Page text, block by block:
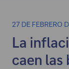
27 DE FEBRERO
La
caen las